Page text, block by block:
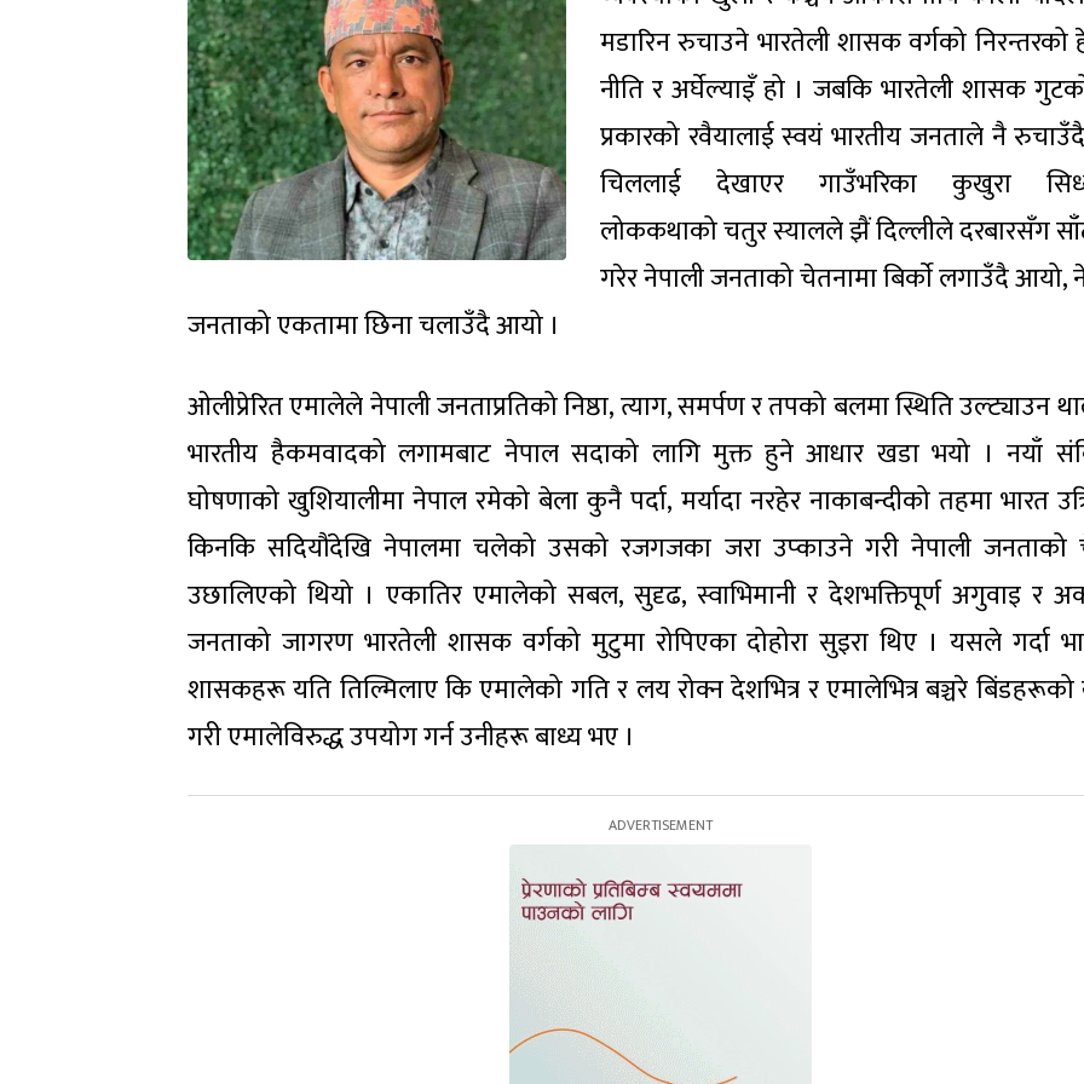
मडारिन रुचाउने भारतेली शासक वर्गको निरन्तरको
नीति र अर्घेल्याइँ हो । जबकि भारतेली शासक
प्रकारको रवैयालाई स्वयं भारतीय जनताले नै
चिललाई देखाएर गाउँभरिका कुखुरा
लोककथाको चतुर स्यालले झैं दिल्लीले दरबारसँग
गरेर नेपाली जनताको चेतनामा बिर्काे लगाउँदै आयो,
जनताको एकतामा छिना चलाउँदै आयो ।
ओलीप्रेरित एमालेले नेपाली जनताप्रतिको निष्ठा, त्याग, समर्पण र तपको बलमा स्थिति उल्ट्याउन
भारतीय हैकमवादको लगामबाट नेपाल सदाको लागि मुक्त हुने आधार खडा भयो । नयाँ
घोषणाको खुशियालीमा नेपाल रमेको बेला कुनै पर्दा, मर्यादा नरहेर नाकाबन्दीको तहमा भारत
किनकि सदियौंदेखि नेपालमा चलेको उसको रजगजका जरा उप्काउने गरी नेपाली जनताको
उछालिएको थियो । एकातिर एमालेको सबल, सुदृढ, स्वाभिमानी र देशभक्तिपूर्ण अगुवाइ र
जनताको जागरण भारतेली शासक वर्गको मुटुमा रोपिएका दोहोरा सुइरा थिए । यसले गर्दा
शासकहरू यति तिल्मिलाए कि एमालेको गति र लय रोक्न देशभित्र र एमालेभित्र बञ्चरे बिंडहरूको
गरी एमालेविरुद्ध उपयोग गर्न उनीहरू बाध्य भए ।